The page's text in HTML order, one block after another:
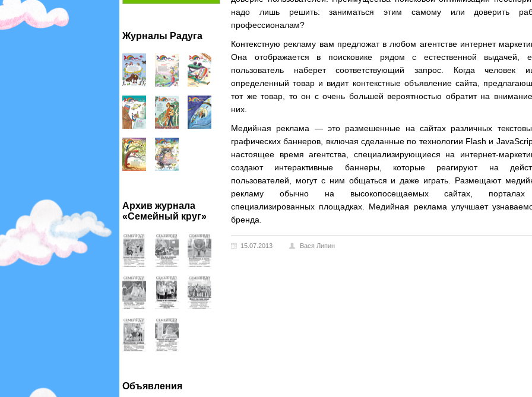
Журналы Радуга
Архив журнала
«Семейный круг»
Объявления
надо лишь решить: заниматься этим самому или доверить
профессионалам?
Контекстную рекламу вам предложат в любом агентстве интернет
Она отображается в поисковике рядом с естественной выдачей,
пользователь наберет соответствующий запрос. Когда человек
определенный товар и видит контекстные объявление сайта,
тот же товар, то он с очень большей вероятностью обратит на
них.
Медийная реклама — это размешенные на сайтах различных
графических баннеров, включая сделанные по технологии Flash и
настоящее время агентства, специализирующиеся на интернет-
создают интерактивные баннеры, которые реагируют на
пользователей, могут с ним общаться и даже играть. Размещают
рекламу обычно на высокопосещаемых сайтах,
специализированных площадках. Медийная реклама улучшает
бренда.
15.07.2013 Вася Липин